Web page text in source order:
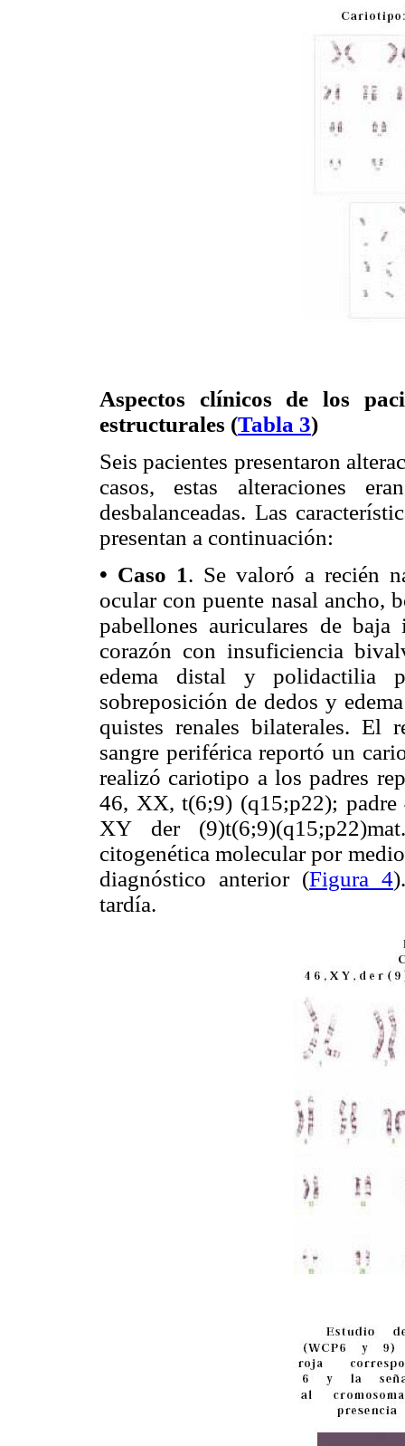
Aspectos clínicos de los
estructurales (Tabla 3)
Seis pacientes presentaron
casos, estas alteraciones
desbalanceadas. Las
presentan a continuación:
• Caso 1. Se valoró a recién
ocular con puente nasal ancho,
pabellones auriculares de
corazón con insuficiencia
edema distal y polidactilia
sobreposición de dedos y
quistes renales bilaterales. El
sangre periférica reportó un
realizó cariotipo a los padres
46, XX, t(6;9) (q15;p22);
XY der
citogenética molecular por
diagnóstico anterior (Figura 4
tardía.